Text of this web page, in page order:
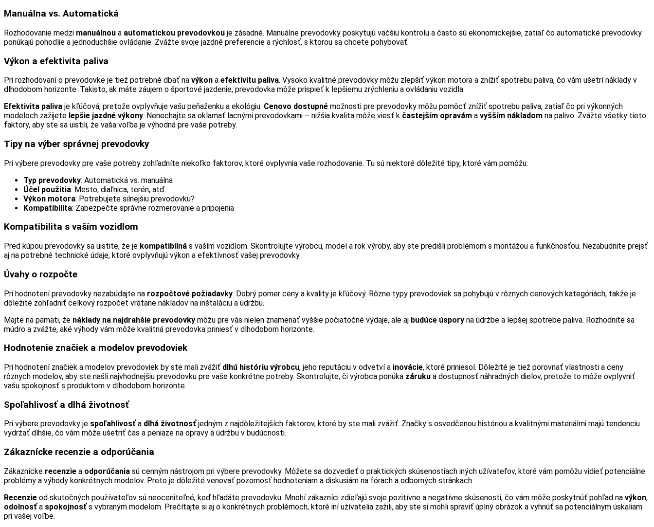
Manuálna vs. Automatická
Rozhodovanie medzi manuálnou a automatickou prevodovkou je zásadné. Manuálne prevodovky poskytujú väčšiu kontrolu a často sú ekonomickejšie, zatiaľ čo automatické prevodovky
ponúkajú pohodlie a jednoduchšie ovládanie. Zvážte svoje jazdné preferencie a rýchlosť, s ktorou sa chcete pohybovať.
Výkon a efektivita paliva
Pri rozhodovaní o prevodovke je tiež potrebné dbať na výkon a efektivitu paliva. Vysoko kvalitné prevodovky môžu zlepšiť výkon motora a znížiť spotrebu paliva, čo vám ušetrí náklady v
dlhodobom horizonte. Takisto, ak máte záujem o športové jazdenie, prevodovka môže prispieť k lepšiemu zrýchleniu a ovládaniu vozidla.
Efektivita paliva je kľúčová, pretože ovplyvňuje vašu peňaženku a ekológiu. Cenovo dostupné možnosti pre prevodovky môžu pomôcť znížiť spotrebu paliva, zatiaľ čo pri výkonných
modeloch zažijete lepšie jazdné výkony. Nenechajte sa oklamať lacnými prevodovkami – nižšia kvalita môže viesť k častejším opravám a vyšším nákladom na palivo. Zvážte všetky tieto
faktory, aby ste sa uistili, že vaša voľba je výhodná pre vaše potreby.
Tipy na výber správnej prevodovky
Pri výbere prevodovky pre vaše potreby zohľadníte niekoľko faktorov, ktoré ovplyvnia vaše rozhodovanie. Tu sú niektoré dôležité tipy, ktoré vám pomôžu:
Typ prevodovky: Automatická vs. manuálna
Účel použitia: Mesto, diaľnica, terén, atď.
Výkon motora: Potrebujete silnejšiu prevodovku?
Kompatibilita: Zabezpečte správne rozmerovanie a pripojenia
Kompatibilita s vaším vozidlom
Pred kúpou prevodovky sa uistite, že je kompatibilná s vaším vozidlom. Skontrolujte výrobcu, model a rok výroby, aby ste predišli problémom s montážou a funkčnosťou. Nezabudnite prejsť
aj na potrebné technické údaje, ktoré ovplyvňujú výkon a efektívnosť vašej prevodovky.
Úvahy o rozpočte
Pri hodnotení prevodovky nezabúdajte na rozpočtové požiadavky. Dobrý pomer ceny a kvality je kľúčový. Rôzne typy prevodoviek sa pohybujú v rôznych cenových kategóriách, takže je
dôležité zohľadniť celkový rozpočet vrátane nákladov na inštaláciu a údržbu.
Majte na pamäti, že náklady na najdrahšie prevodovky môžu pre vás nielen znamenať vyššie počiatočné výdaje, ale aj budúce úspory na údržbe a lepšej spotrebe paliva. Rozhodnite sa
múdro a zvážte, aké výhody vám môže kvalitná prevodovka priniesť v dlhodobom horizonte.
Hodnotenie značiek a modelov prevodoviek
Pri hodnotení značiek a modelov prevodoviek by ste mali zvážiť dlhú históriu výrobcu, jeho reputáciu v odvetví a inovácie, ktoré priniesol. Dôležité je tiež porovnať vlastnosti a ceny
rôznych modelov, aby ste našli najvhodnejšiu prevodovku pre vaše konkrétne potreby. Skontrolujte, či výrobca ponúka záruku a dostupnosť náhradných dielov, pretože to môže ovplyvniť
vašu spokojnosť s produktom v dlhodobom horizonte.
Spoľahlivosť a dlhá životnosť
Pri výbere prevodovky je spoľahlivosťa dlhá životnosťjedným z najdôležitejších faktorov, ktoré by ste mali zvážiť. Značky s osvedčenou históriou a kvalitnými materiálmi majú tendenciu
vydržať dlhšie, čo vám môže ušetriť čas a peniaze na opravy a údržbu v budúcnosti.
Zákaznícke recenzie a odporúčania
Zákaznícke recenzie a odporúčania sú cenným nástrojom pri výbere prevodovky. Môžete sa dozvedieť o praktických skúsenostiach iných užívateľov, ktoré vám pomôžu vidieť potenciálne
problémy a výhody konkrétnych modelov. Preto je dôležité venovať pozornosť hodnoteniam a diskusiám na fórach a odborných stránkach.
Recenzie od skutočných používateľov sú neoceniteľné, keď hľadáte prevodovku. Mnohí zákazníci zdieľajú svoje pozitívne a negatívne skúsenosti, čo vám môže poskytnúť pohľad na výkon,
odolnosťa spokojnosťs vybraným modelom. Prečítajte si aj o konkrétnych problémoch, ktoré iní užívatelia zažili, aby ste si mohli spraviť úplný obrázok a vyhnúť sa potenciálnym úskaliam
pri vašej voľbe.